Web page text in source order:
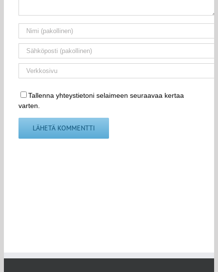
Tallenna yhteystietoni selaimeen seuraavaa kertaa
varten.